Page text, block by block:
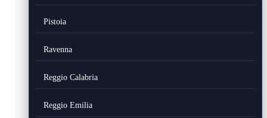
Pistoia
Ravenna
Reggio Calabria
Reggio Emilia